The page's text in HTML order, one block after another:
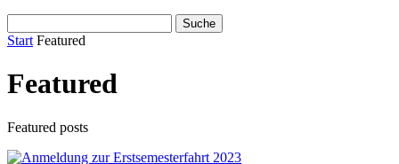
Start Featured
Featured
Featured posts